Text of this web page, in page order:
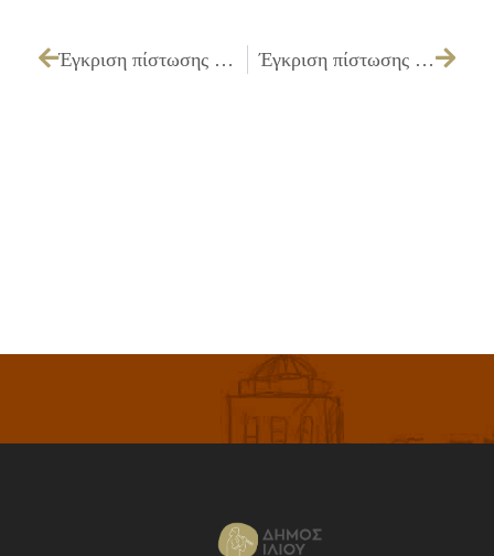
Έγκριση πίστωσης 676,99€ για την εξόφληση λογαριασμών κοινόχρηστων Δημοτικού Ωδείου από 1-4-2010 έως 30-4-2011 Έγκριση πίστωσης ποσού 208.281,60 ευρώ συμπεριλαμβανομένου Φ.Π.Α. 13% και τεχνικών προδιαγραφών και καθορισμός όρων διακήρυξης, για τις «Μεταφορές μελών των Κ.Α.Π.Η. του Δήμου Ιλίου σε εκδηλώσεις και εκδρομές», για το έτος 2011